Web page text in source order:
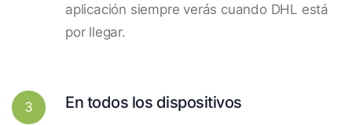
aplicación siempre verás cuando DHL está
por llegar.
3 En todos los dispositivos